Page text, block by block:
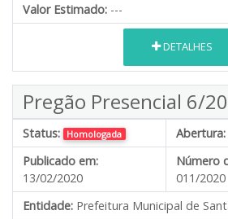
Valor Estimado: ---
DETALHES
Pregão Presencial 6/
Status: Homologada Abertura:
Publicado em:
13/02/2020
Número
011/2020
Entidade: Prefeitura Municipal de